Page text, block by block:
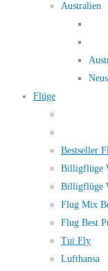
Australien
Flüge
Bestseller
Billigflüge
Billigflüge
Flug Mix
Flug Best
Tui Fly
Lufthansa